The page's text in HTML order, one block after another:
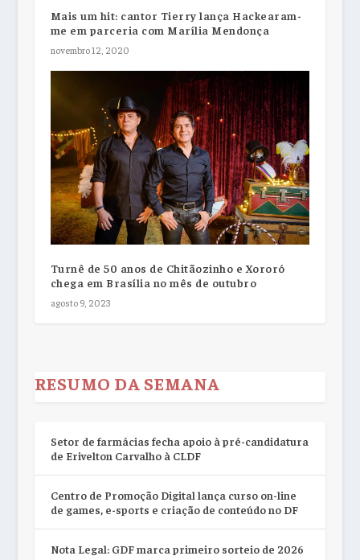
Mais um hit: cantor Tierry lança Hackearam-
me em parceria com Marília Mendonça
novembro 12, 2020
Turnê de 50 anos de Chitãozinho e Xororó
chega em Brasília no mês de outubro
agosto 9, 2023
RESUMO DA SEMANA
Setor de farmácias fecha apoio à pré-candidatura
de Erivelton Carvalho à CLDF
Centro de Promoção Digital lança curso on-line
de games, e-sports e criação de conteúdo no DF
Nota Legal: GDF marca primeiro sorteio de 2026